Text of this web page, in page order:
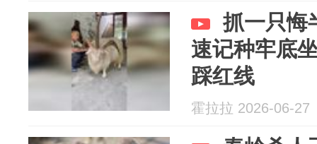
抓一只悔
速记种牢底
踩红线
霍拉拉 2026-06-27